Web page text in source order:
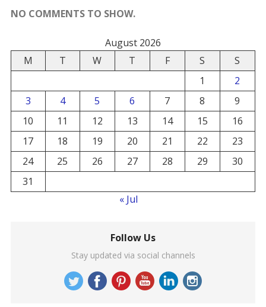
NO COMMENTS TO SHOW.
August 2026
M
T W T F S
S
1
2
3
4 5 6 7 8
9
10
11 12 13 14 15
16
17
18 19 20 21 22
23
24
25 26 27 28 29
30
31
« Jul
Follow Us
Stay updated via social channels